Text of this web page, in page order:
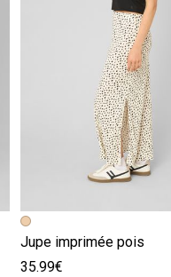
Image précédente
Image suivante
Jupe imprimée pois
35.99€